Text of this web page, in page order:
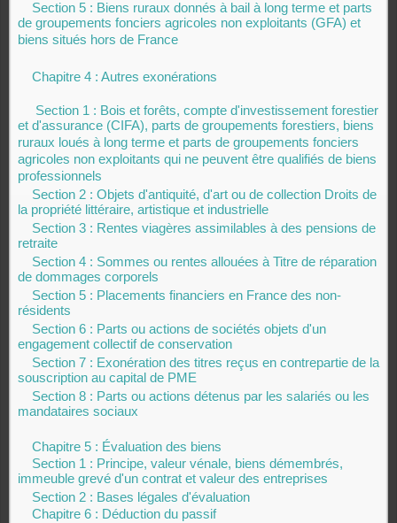
Section 5 : Biens ruraux donnés à bail à long terme et parts
de groupements fonciers agricoles non exploitants (GFA) et
biens situés hors de France
Chapitre 4 : Autres exonérations
Section 1 : Bois et forêts, compte d'investissement forestier
et d'assurance (CIFA), parts de groupements forestiers, biens
ruraux loués à long terme et parts de groupements fonciers
agricoles non exploitants qui ne peuvent être qualifiés de biens
professionnels
Section 2 : Objets d'antiquité, d'art ou de collection Droits de
la propriété littéraire, artistique et industrielle
Section 3 : Rentes viagères assimilables à des pensions de
retraite
Section 4 : Sommes ou rentes allouées à Titre de réparation
de dommages corporels
Section 5 : Placements financiers en France des non-
résidents
Section 6 : Parts ou actions de sociétés objets d'un
engagement collectif de conservation
Section 7 : Exonération des titres reçus en contrepartie de la
souscription au capital de PME
Section 8 : Parts ou actions détenus par les salariés ou les
mandataires sociaux
Chapitre 5 : Évaluation des biens
Section 1 : Principe, valeur vénale, biens démembrés,
immeuble grevé d'un contrat et valeur des entreprises
Section 2 : Bases légales d'évaluation
Chapitre 6 : Déduction du passif